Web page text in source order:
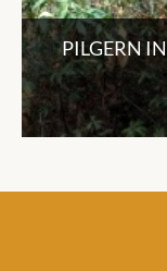
PILGERN